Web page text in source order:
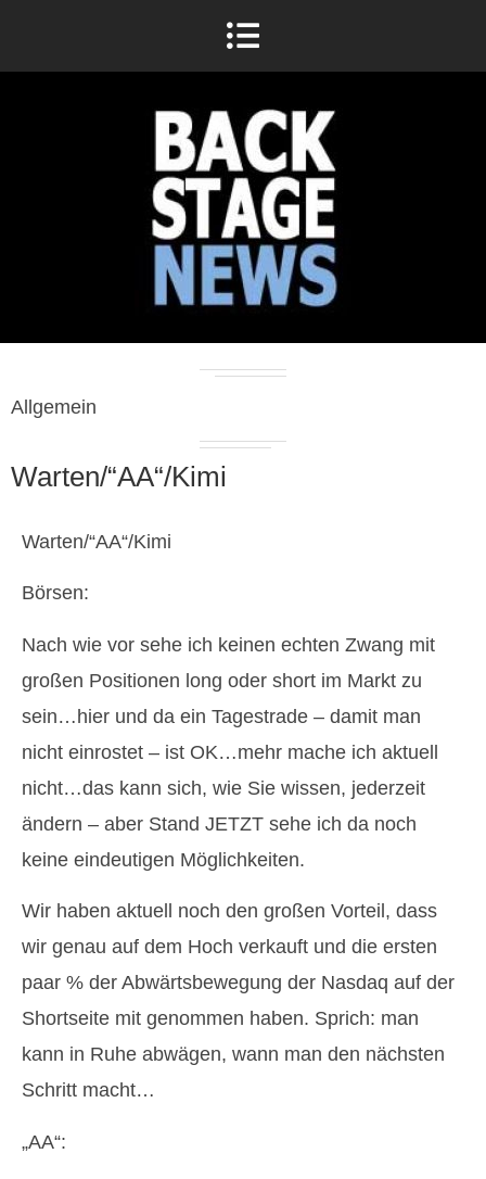
Allgemein
Warten/“AA“/Kimi
Warten/“AA“/Kimi
Börsen:
Nach wie vor sehe ich keinen echten Zwang mit
großen Positionen long oder short im Markt zu
sein…hier und da ein Tagestrade – damit man
nicht einrostet – ist OK…mehr mache ich aktuell
nicht…das kann sich, wie Sie wissen, jederzeit
ändern – aber Stand JETZT sehe ich da noch
keine eindeutigen Möglichkeiten.
Wir haben aktuell noch den großen Vorteil, dass
wir genau auf dem Hoch verkauft und die ersten
paar % der Abwärtsbewegung der Nasdaq auf der
Shortseite mit genommen haben. Sprich: man
kann in Ruhe abwägen, wann man den nächsten
Schritt macht…
„AA“: